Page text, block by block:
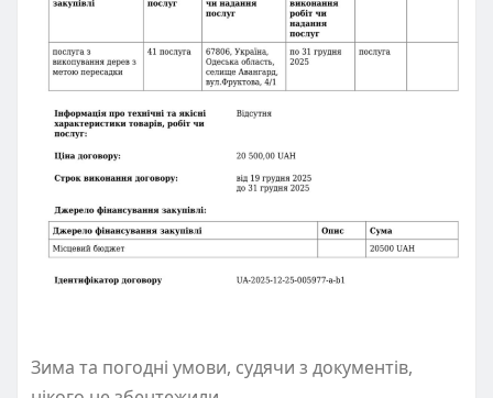
Зима та погодні умови, судячи з документів,